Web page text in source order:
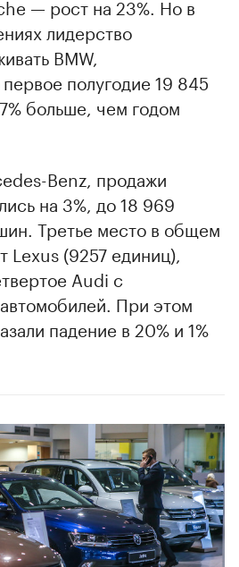
— рост на 23%. Но в
лидерство
BMW,
полугодие 19 845
больше, чем годом
Benz, продажи
на 3%, до 18 969
Третье место в общем
Lexus (9257 единиц),
Audi с
При этом
падение в 20% и 1%